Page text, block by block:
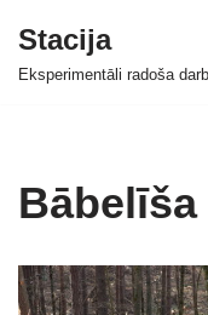
Skip
Stacija
Eksperimentāli radoša